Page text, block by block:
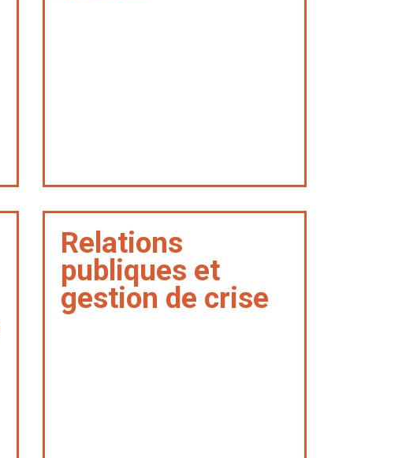
Relations
publiques et
gestion de crise